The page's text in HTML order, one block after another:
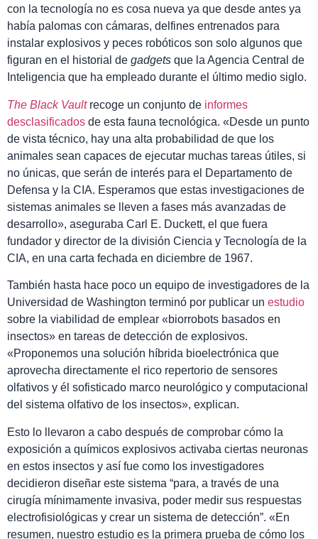
con la tecnología no es cosa nueva ya que desde antes ya
había palomas con cámaras, delfines entrenados para
instalar explosivos y peces robóticos son solo algunos que
figuran en el historial de gadgets que la Agencia Central de
Inteligencia que ha empleado durante el último medio siglo.
The Black Vaultrecoge un conjunto de informes
desclasificados de esta fauna tecnológica. «Desde un punto
de vista técnico, hay una alta probabilidad de que los
animales sean capaces de ejecutar muchas tareas útiles, si
no únicas, que serán de interés para el Departamento de
Defensa y la CIA. Esperamos que estas investigaciones de
sistemas animales se lleven a fases más avanzadas de
desarrollo», aseguraba Carl E. Duckett, el que fuera
fundador y director de la división Ciencia y Tecnología de la
CIA, en una carta fechada en diciembre de 1967.
También hasta hace poco un equipo de investigadores de la
Universidad de Washington terminó por publicar un estudio
sobre la viabilidad de emplear «biorrobots basados en
insectos» en tareas de detección de explosivos.
«Proponemos una solución híbrida bioelectrónica que
aprovecha directamente el rico repertorio de sensores
olfativos y él sofisticado marco neurológico y computacional
del sistema olfativo de los insectos», explican.
Esto lo llevaron a cabo después de comprobar cómo la
exposición a químicos explosivos activaba ciertas neuronas
en estos insectos y así fue como los investigadores
decidieron diseñar este sistema “para, a través de una
cirugía mínimamente invasiva, poder medir sus respuestas
electrofisiológicas y crear un sistema de detección”. «En
resumen, nuestro estudio es la primera prueba de cómo los